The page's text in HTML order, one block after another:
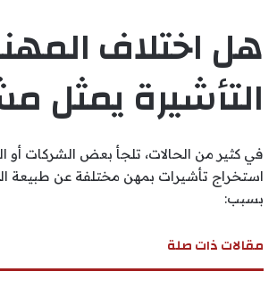
هل اختلاف
التأشيرة يمثل
في كثير من الحالات، تلجأ بعض الشركات أو
استخراج تأشيرات بمهن مختلفة عن طبيعة
بسبب:
مقالات ذات صلة